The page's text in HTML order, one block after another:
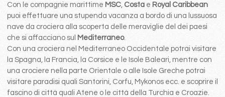
Con le compagnie marittime MSC, Costa e Royal Caribbean
puoi effettuare una stupenda vacanza a bordo di una lussuosa
nave da crociera alla scoperta delle meraviglie del dei paesi
che si affacciano sul Mediterraneo.
Con una crociera nel Mediterraneo Occidentale potrai visitare
la Spagna, la Francia, la Corsice e le Isole Baleari, mentre con
una crociere nella parte Orientale o alle Isole Greche potrai
visitare paradisi quali Santorini, Corfu, Mykonos ecc. e scoprire il
fascino di città quali Atene o le città della Turchia e Croazie.